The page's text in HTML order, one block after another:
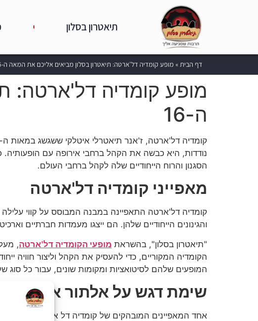
תיאטרון בסלון
דף הבית» מופע קומדיה דל'ארטה: תיאטרון בסלון מביאים אליכם את המאה ה-16
מופע קומדיה דל'ארטה:
ה-16
נודדות, היא כבשה את הקהל ברחבי אירופה עם
הסגנון והרוח הייחודיים שלה לקהל ברחבי העולם.
מאפייני קומדיה דל'ארטה
קומדיה דל'ארטה התאפיינה במבנה המבוסס על קווי עלילה
והגינונים הייחודיים שלהן. הם ייצגו מעמדות חברתיים
"תיאטרון בסלון", בהשראת מופעי הקומדיה דל'ארטה,
הקומדיה המקוריים, כדי להעסיק את הקהל וליצור חוויה
המופעים שלהם לסיטואציות ומקומות שונים, עבור כל סוג
שימת דגש על אלתור איכותי
אחד המאפיינים המובהקים של קומדיה דל ארטה הוא הדגש